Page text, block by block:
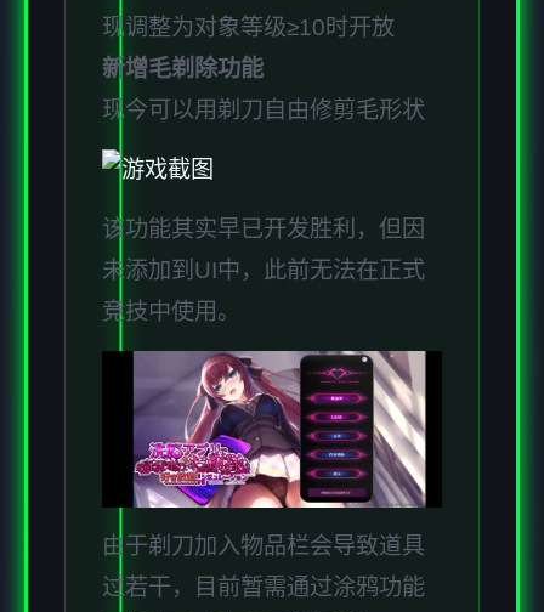
现调整为对象等级≥10时开放
新增毛剃除功能
现今可以用剃刀自由修剪毛形状
该功能其实早已开发胜利，但因
未添加到UI中，此前无法在正式
竞技中使用。
由于剃刀加入物品栏会导致道具
过若干，目前暂需通过涂鸦功能